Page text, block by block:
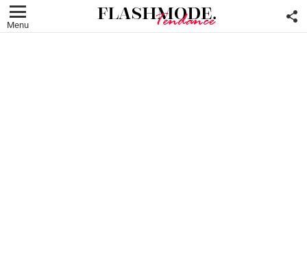
Menu